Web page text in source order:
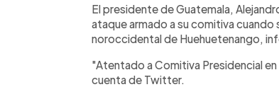
Escuchar artículo
El presidente de Guatemala,
ataque armado a su comitiva
noroccidental de Huehuetenango,
"Atentado a Comitiva Presidencial
cuenta de Twitter.